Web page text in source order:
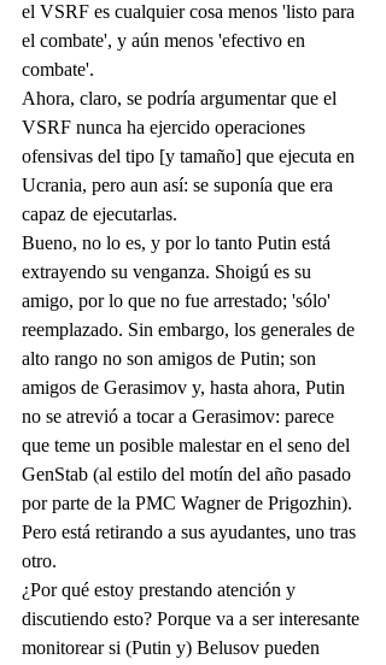
el VSRF es cualquier cosa menos 'listo para
el combate', y aún menos 'efectivo en
combate'.
Ahora, claro, se podría argumentar que el
VSRF nunca ha ejercido operaciones
ofensivas del tipo [y tamaño] que ejecuta en
Ucrania, pero aun así: se suponía que era
capaz de ejecutarlas.
Bueno, no lo es, y por lo tanto Putin está
extrayendo su venganza. Shoigú es su
amigo, por lo que no fue arrestado; 'sólo'
reemplazado. Sin embargo, los generales de
alto rango no son amigos de Putin; son
amigos de Gerasimov y, hasta ahora, Putin
no se atrevió a tocar a Gerasimov: parece
que teme un posible malestar en el seno del
GenStab (al estilo del motín del año pasado
por parte de la PMC Wagner de Prigozhin).
Pero está retirando a sus ayudantes, uno tras
otro.
¿Por qué estoy prestando atención y
discutiendo esto? Porque va a ser interesante
monitorear si (Putin y) Belusov pueden